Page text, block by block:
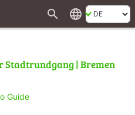
search language
Stadtrundgang | Bremen
Guide